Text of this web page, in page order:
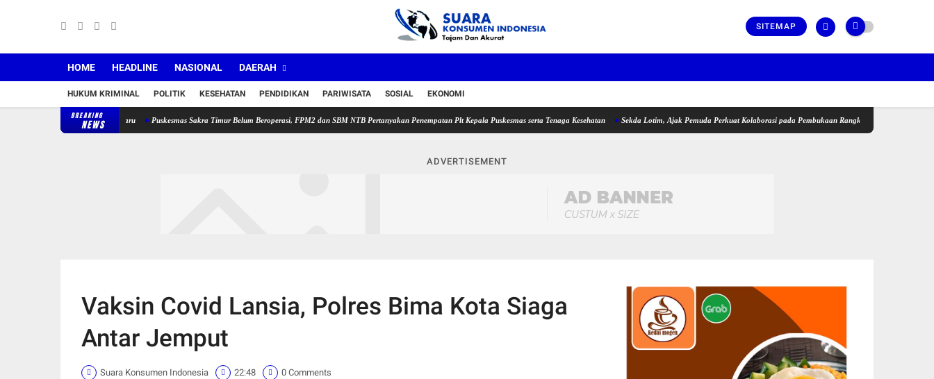
SITEMAP
HOME HEADLINE NASIONAL DAERAH
HUKUM KRIMINAL POLITIK KESEHATAN PENDIDIKAN PARIWISATA SOSIAL EKONOMI
BREAKING
NEWS
Lama dan Jabatan Baru Puskesmas Sakra Timur Belum Beroperasi, FPM2 dan SBM NTB Pertanyakan Penempatan Plt Kepala Puskesmas serta Tenaga Kesehatan Sekda Lotim, Ajak Pemuda Perkuat Kolaborasi pada Pembukaan Rangkaian Kegiatan Menyambut
ADVERTISEMENT
Vaksin Covid Lansia, Polres Bima Kota Siaga
Antar Jemput
Suara Konsumen Indonesia 22:48 0 Comments